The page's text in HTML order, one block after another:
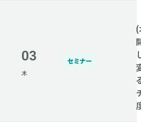
03
木
セミナー